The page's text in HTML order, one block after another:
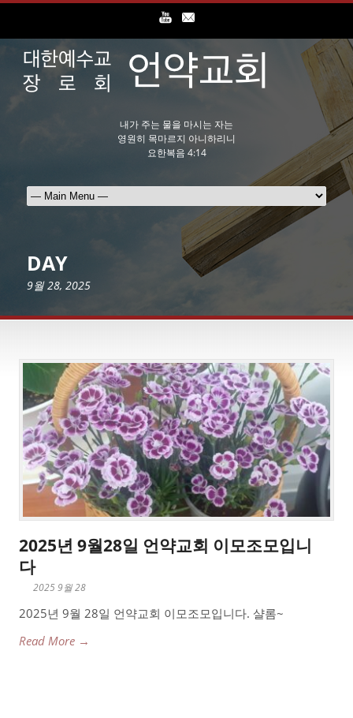
내가 주는 물을 마시는 자는
영원히 목마르지 아니하리니
요한복음 4:14
DAY
9월 28, 2025
2025년 9월28일 언약교회 이모조모입니
다
2025 9월 28
2025년 9월 28일 언약교회 이모조모입니다. 샬롬~
Read More →